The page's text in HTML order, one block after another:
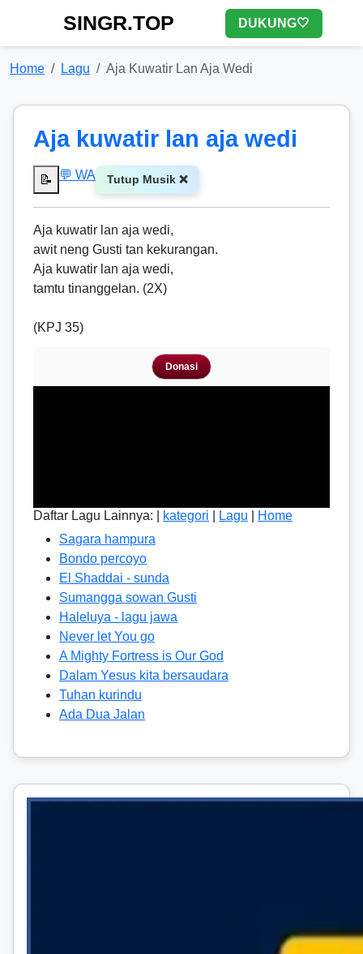
SINGR.TOP DUKUNG🤍
Home Lagu Aja Kuwatir Lan Aja Wedi
Aja kuwatir lan aja wedi
📝 💬 WA Tutup Musik ❌
Aja kuwatir lan aja wedi,
awit neng Gusti tan kekurangan.
Aja kuwatir lan aja wedi,
tamtu tinanggelan. (2X)
(KPJ 35)
Donasi
Daftar Lagu Lainnya: | kategori Lagu
Home
Sagara hampura
Bondo percoyo
El Shaddai - sunda
Sumangga sowan Gusti
Haleluya - lagu jawa
Never let You go
A Mighty Fortress is Our God
Dalam Yesus kita bersaudara
Tuhan kurindu
Ada Dua Jalan